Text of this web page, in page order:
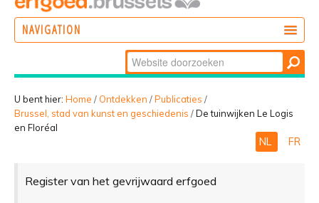
NAVIGATION
BELEVEN
Zoek
Geavanceerd
zoeken...
U bent hier: Home / Ontdekken /Publicaties /
Brussel, stad van kunst en geschiedenis /De tuinwijken Le Logis
en Floréal
NL FR
Register van het gevrijwaard erfgoed